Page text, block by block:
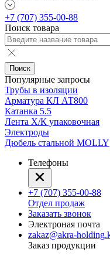
+7 (707) 355-00-88
Поиск товара
Поиск
Популярные запросы
Трубы в изоляции
Арматура КЛ АТ800
Катанка 5.5
Лента Х/К упаковочная
Электроды
Дюбель стальной MOLLY
Телефоны
+7 (707) 355-00-88
Отдел продаж
Заказать звонок
Электроная почта
zakaz@akra-
Заказ продукции